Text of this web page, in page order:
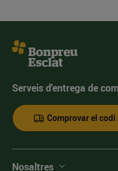
Serveis d'entrega de
Comprovar el
Nosaltres